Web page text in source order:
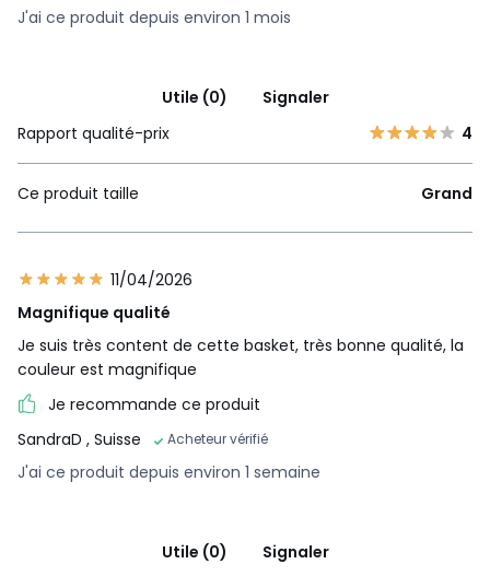
J'ai ce produit depuis environ 1 mois
Utile (0)
Signaler
Rapport qualité-prix
4
Ce produit taille Grand
11/04/2026
Magnifique qualité
Je suis très content de cette basket, très bonne qualité, la
couleur est magnifique
Je recommande ce produit
SandraD , Suisse Acheteur vérifié
J'ai ce produit depuis environ 1 semaine
Utile (0)
Signaler